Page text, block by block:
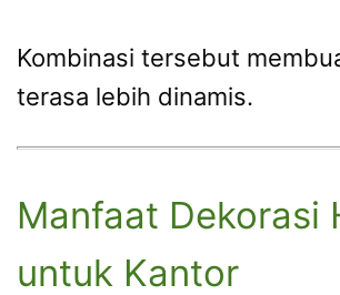
Kombinasi tersebut
terasa lebih dinamis.
Manfaat Dekorasi
untuk Kantor